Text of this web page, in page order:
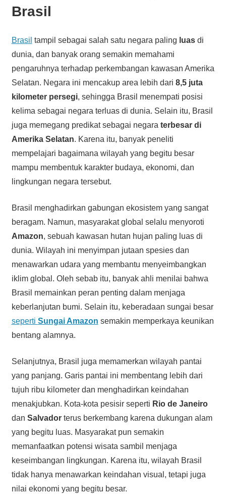
Brasil
Brasil tampil sebagai salah satu negara paling luasdi
dunia, dan banyak orang semakin memahami
pengaruhnya terhadap perkembangan kawasan Amerika
Selatan. Negara ini mencakup area lebih dari 8,5 juta
kilometer persegi, sehingga Brasil menempati posisi
kelima sebagai negara terluas di dunia. Selain itu, Brasil
juga memegang predikat sebagai negara terbesar di
Amerika Selatan. Karena itu, banyak peneliti
mempelajari bagaimana wilayah yang begitu besar
mampu membentuk karakter budaya, ekonomi, dan
lingkungan negara tersebut.
Brasil menghadirkan gabungan ekosistem yang sangat
beragam. Namun, masyarakat global selalu menyoroti
Amazon, sebuah kawasan hutan hujan paling luas di
dunia. Wilayah ini menyimpan jutaan spesies dan
menawarkan udara yang membantu menyeimbangkan
iklim global. Oleh sebab itu, banyak ahli menilai bahwa
Brasil memainkan peran penting dalam menjaga
keberlanjutan bumi. Selain itu, keberadaan sungai besar
seperti Sungai Amazon semakin memperkaya keunikan
bentang alamnya.
Selanjutnya, Brasil juga memamerkan wilayah pantai
yang panjang. Garis pantai ini membentang lebih dari
tujuh ribu kilometer dan menghadirkan keindahan
menakjubkan. Kota-kota pesisir seperti Rio de Janeiro
dan Salvadorterus berkembang karena dukungan alam
yang begitu luas. Masyarakat pun semakin
memanfaatkan potensi wisata sambil menjaga
keseimbangan lingkungan. Karena itu, wilayah Brasil
tidak hanya menawarkan keindahan visual, tetapi juga
nilai ekonomi yang begitu besar.